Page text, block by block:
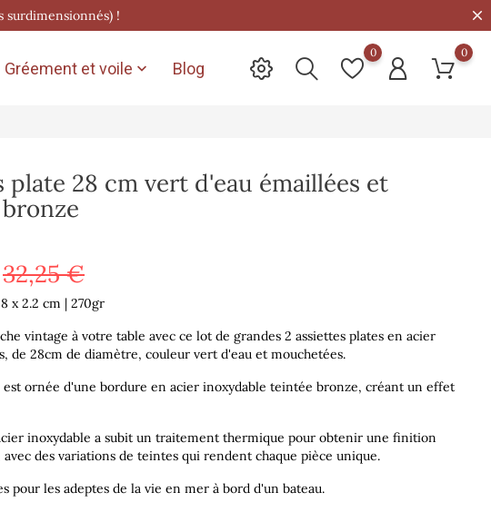
surdimensionnés) !
Gréement et voile  Blog
0 0
plate 28 cm vert d'eau émaillées et
32,25 €
x 2.2 cm | 270gr
vintage à votre table avec ce lot de grandes 2 assiettes plates en acier
de 28cm de diamètre, couleur vert d'eau et mouchetées.
est ornée d'une bordure en acier inoxydable teintée bronze, créant un effet
inoxydable a subit un traitement thermique pour obtenir une finition
des variations de teintes qui rendent chaque pièce unique.
pour les adeptes de la vie en mer à bord d'un bateau.